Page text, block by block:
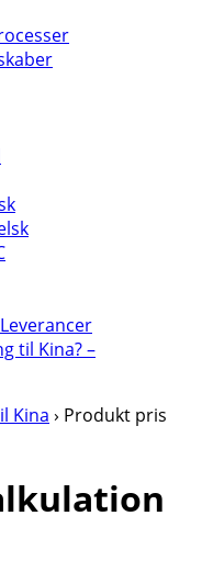
til Kina? –
Kina › Produkt pris